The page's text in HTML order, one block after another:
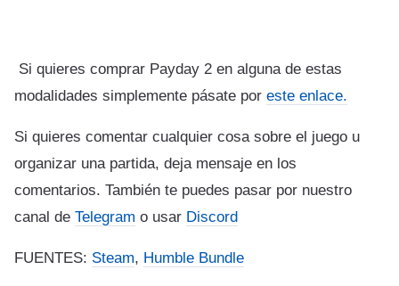
Si quieres comprar Payday 2 en alguna de estas
modalidades simplemente pásate por este enlace.
Si quieres comentar cualquier cosa sobre el juego u
organizar una partida, deja mensaje en los
comentarios. También te puedes pasar por nuestro
canal de Telegram o usar Discord
FUENTES: Steam, Humble Bundle